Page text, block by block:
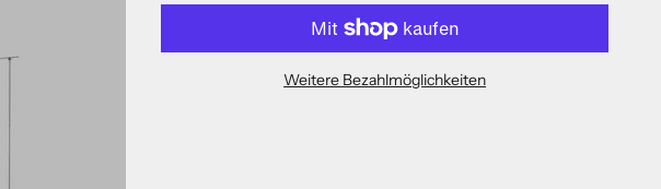
Weitere Bezahlmöglichkeiten